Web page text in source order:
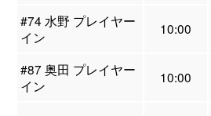
#74 水野 プレイヤー
イン
10:00
#87 奥田 プレイヤー
イン
10:00